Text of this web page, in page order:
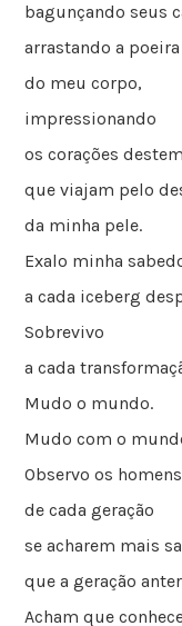
bagunçando seus
arrastando a poeira
do meu corpo,
impressionando
os corações
que viajam pelo
da minha pele.
Exalo minha
a cada iceberg
Sobrevivo
a cada
Mudo o mundo.
Mudo com o
Observo os homens
de cada geração
se acharem mais
que a geração
Acham que